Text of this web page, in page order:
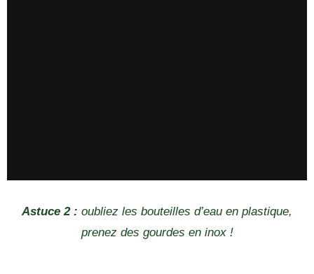
Astuce 2 : oubliez les bouteilles d’eau en plastique,
prenez des gourdes en inox !